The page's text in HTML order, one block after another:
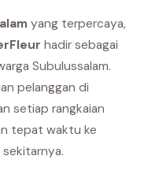
yang terpercaya,
hadir sebagai
Subulussalam.
pelanggan di
setiap rangkaian
tepat waktu ke